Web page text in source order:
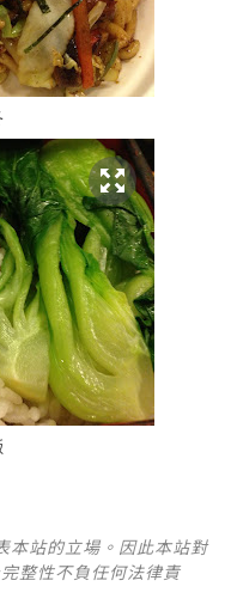
本站的立場。因此本站對
整性不負任何法律責